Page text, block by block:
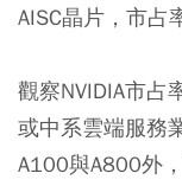
AISC晶片，市占
觀察NVIDIA市占
或中系雲端服務
A100與A800外